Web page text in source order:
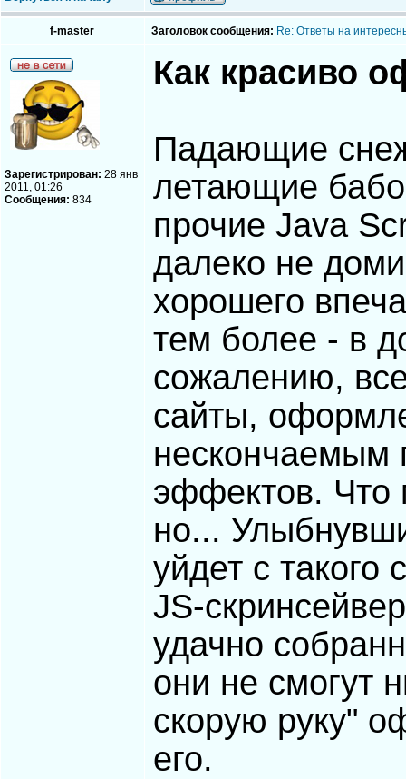
f-master Заголовок сообщения: Re: Ответы на
Зарегистрирован: 28 янв
2011, 01:26
Сообщения: 834
Как красиво
Падающие
летающие
прочие Java
далеко не
хорошего
тем более - в
сожалению,
сайты,
нескончаемым
эффектов. Что
но...
уйдет с такого
JS-
удачно
они не смогут
скорую руку"
его.